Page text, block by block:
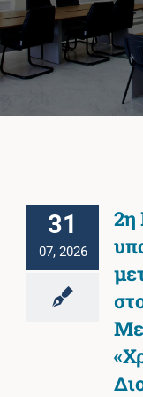
Πανεπιστημιακές
31
07, 2026
2η